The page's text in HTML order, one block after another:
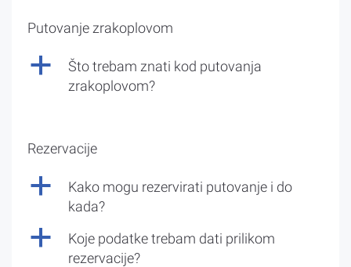
Putovanje zrakoplovom
a
Što trebam znati kod putovanja
zrakoplovom?
Rezervacije
a
Kako mogu rezervirati putovanje i do
kada?
a
Koje podatke trebam dati prilikom
rezervacije?